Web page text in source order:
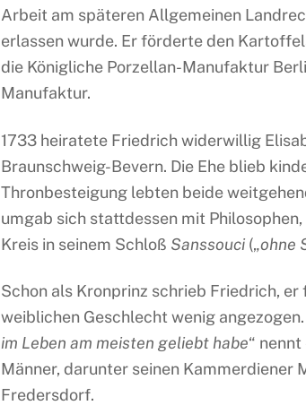
Arbeit am späteren Allgemeinen
erlassen wurde. Er förderte den
die Königliche Porzellan-Manufaktur
Manufaktur.
1733 heiratete Friedrich widerwillig
Braunschweig-Bevern. Die Ehe blieb
Thronbesteigung lebten beide
umgab sich stattdessen mit
Kreis in seinem Schloß Sanssouci(„ohne
Schon als Kronprinz schrieb Friedrich, er
weiblichen Geschlecht wenig angezogen.
im Leben am meisten geliebt habe“
Männer, darunter seinen Kammerdiener
Fredersdorf.